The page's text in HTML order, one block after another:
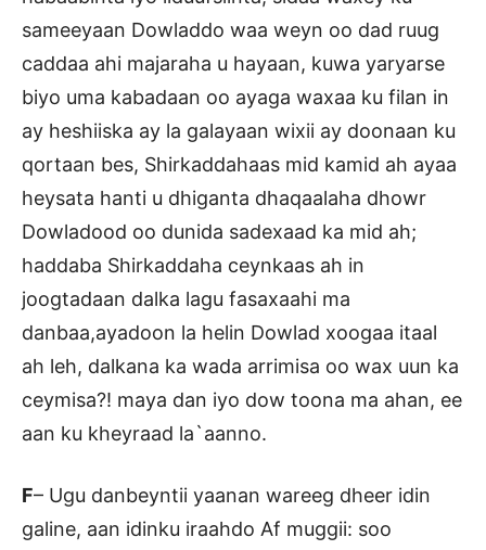
sameeyaan Dowladdo waa weyn oo dad ruug
caddaa ahi majaraha u hayaan, kuwa yaryarse
biyo uma kabadaan oo ayaga waxaa ku filan in
ay heshiiska ay la galayaan wixii ay doonaan ku
qortaan bes, Shirkaddahaas mid kamid ah ayaa
heysata hanti u dhiganta dhaqaalaha dhowr
Dowladood oo dunida sadexaad ka mid ah;
haddaba Shirkaddaha ceynkaas ah in
joogtadaan dalka lagu fasaxaahi ma
danbaa,ayadoon la helin Dowlad xoogaa itaal
ah leh, dalkana ka wada arrimisa oo wax uun ka
ceymisa?! maya dan iyo dow toona ma ahan, ee
aan ku kheyraad la`aanno.
F– Ugu danbeyntii yaanan wareeg dheer idin
galine, aan idinku iraahdo Af muggii: soo